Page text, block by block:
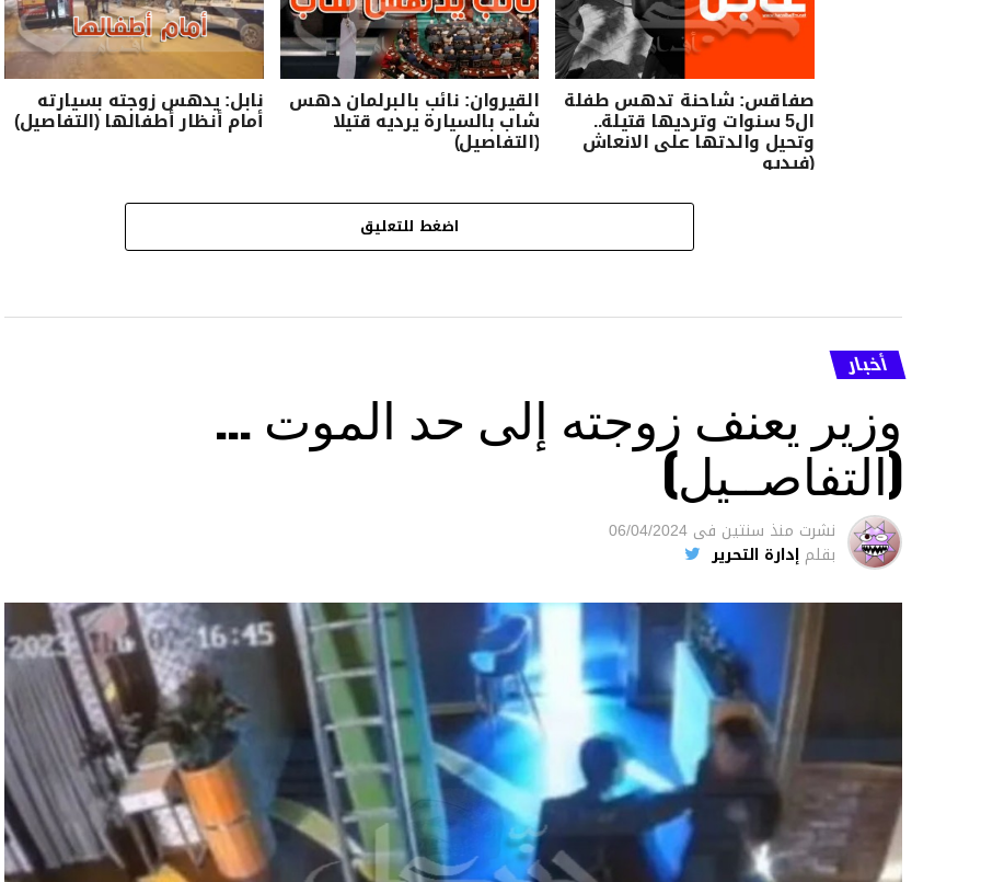
صفاقس: شاحنة تدهس طفلة
ال5 سنوات وترديها قتيلة..
وتحيل والدتها على الانعاش
(فيديو
القيروان: نائب بالبرلمان دهس
شاب بالسيارة يرديه قتيلا
(التفاصيل)
نابل: يدهس زوجته بسيارته
أمام أنظار أطفالها (التفاصيل)
اضغط للتعليق
أخبار
وزير يعنف زوجته إلى حد الموت …
(التفاصــيل)
نشرت منذ سنتين فى 06/04/2024
بقلم إدارة التحرير